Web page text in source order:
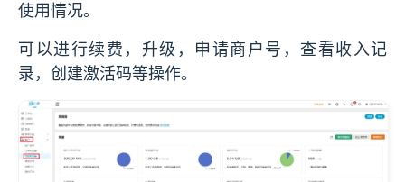
使用情况。
可以进行续费，升级，申请商户号，查看收入记
录，创建激活码等操作。